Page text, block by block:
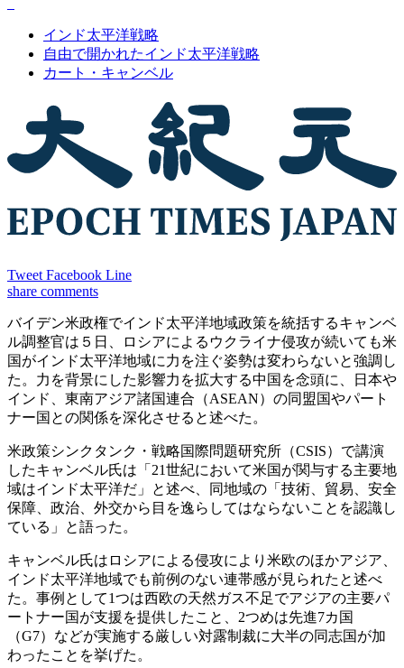
インド太平洋戦略
自由で開かれたインド太平洋戦略
カート・キャンベル
Tweet Facebook Line
share comments
バイデン米政権でインド太平洋地域政策を統括するキャンベ
ル調整官は５日、ロシアによるウクライナ侵攻が続いても米
国がインド太平洋地域に力を注ぐ姿勢は変わらないと強調し
た。力を背景にした影響力を拡大する中国を念頭に、日本や
インド、東南アジア諸国連合（ASEAN）の同盟国やパート
ナー国との関係を深化させると述べた。
米政策シンクタンク・戦略国際問題研究所（CSIS）で講演
したキャンベル氏は「21世紀において米国が関与する主要地
域はインド太平洋だ」と述べ、同地域の「技術、貿易、安全
保障、政治、外交から目を逸らしてはならないことを認識し
ている」と語った。
キャンベル氏はロシアによる侵攻により米欧のほかアジア、
インド太平洋地域でも前例のない連帯感が見られたと述べ
た。事例として1つは西欧の天然ガス不足でアジアの主要パ
ートナー国が支援を提供したこと、2つめは先進7カ国
（G7）などが実施する厳しい対露制裁に大半の同志国が加
わったことを挙げた。